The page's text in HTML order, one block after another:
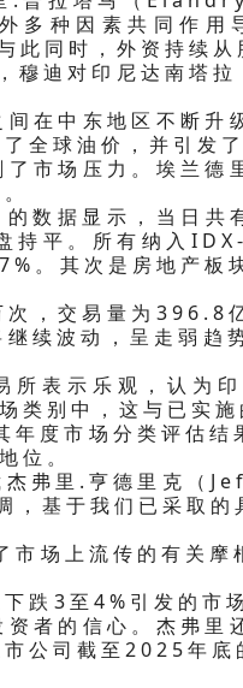
多种因素共同作
此同时，外资持续
穆迪对印尼达南
在中东地区不断
全球油价，并引发
市场压力。埃兰
数据显示，当日
持平。所有纳入
。其次是房地产
，交易量为396.8
继续波动，呈走弱
所表示乐观，认为
类别中，这与已实
度市场分类评估
位。
杰弗里.亨德里克
，基于我们已采取
市场上流传的有关
跌3至4%引发的市
者的信心。杰弗
公司截至2025年